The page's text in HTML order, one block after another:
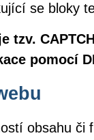
se bloky
tzv.
pomocí
obsahu či